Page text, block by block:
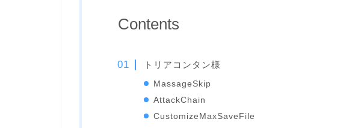
Contents
トリアコンタン様
MassageSkip
AttackChain
CustomizeMaxSaveFile